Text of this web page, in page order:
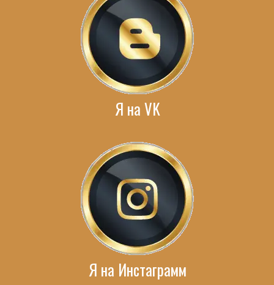
Я на VK
Я на Инстаграмм